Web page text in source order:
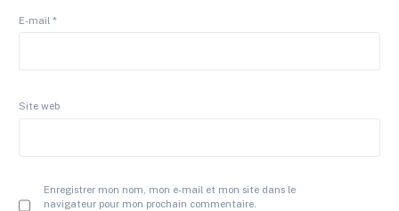
E-mail*
Site web
Enregistrer mon nom, mon e-mail et mon site dans le
navigateur pour mon prochain commentaire.